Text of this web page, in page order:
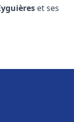
et ses